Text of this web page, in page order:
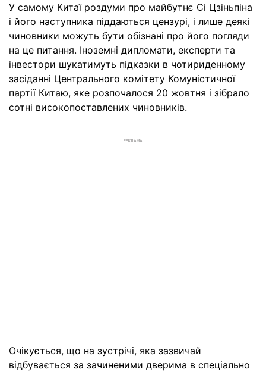
У самому Китаї роздуми про майбутнє Сі Цзіньпіна
і його наступника піддаються цензурі, і лише деякі
чиновники можуть бути обізнані про його погляди
на це питання. Іноземні дипломати, експерти та
інвестори шукатимуть підказки в чотириденному
засіданні Центрального комітету Комуністичної
партії Китаю, яке розпочалося 20 жовтня і зібрало
сотні високопоставлених чиновників.
РЕКЛАМА
Очікується, що на зустрічі, яка зазвичай
відбувається за зачиненими дверима в спеціально